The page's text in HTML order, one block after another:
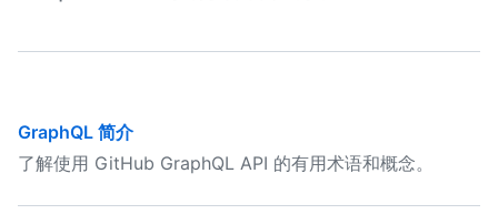
GraphQL 简介
了解使用 GitHub GraphQL API 的有用术语和概念。